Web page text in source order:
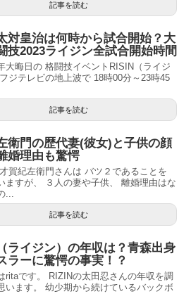
記事を読む
対皇治は何時から試合開始？大
技2023ライジン全試合開始時間
大晦日の 格闘技イベントRISIN（ライジ
ジテレビの地上波で 18時00分～23時45
記事を読む
衛門の歴代妻(彼女)と子供の顔
婚理由も驚愕
賀紀左衛門さんは バツ２であることを
ますが、 ３人の妻や子供、 離婚理由はな
...
記事を読む
ライジン）の年収は？青森出身
ラーに驚愕の事実！？
ritaです。 RIZINの太田忍さんの年収を調
います。 幼少期から続けているバックボ